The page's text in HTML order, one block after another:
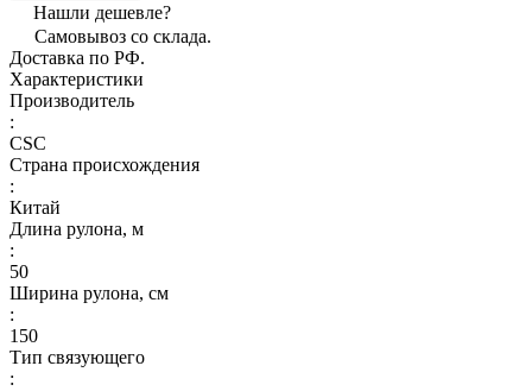
Нашли дешевле?
Самовывоз со склада.
Доставка по РФ.
Характеристики
Производитель
:
CSC
Страна происхождения
:
Китай
Длина рулона, м
:
50
Ширина рулона, см
:
150
Тип связующего
: